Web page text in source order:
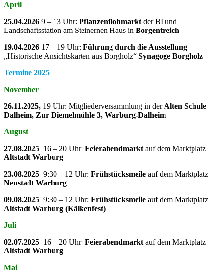
April
25.04.2026 9 – 13 Uhr: Pflanzenflohmarkt der BI und
Landschaftsstation am Steinernen Haus in Borgentreich
19.04.2026 17 – 19 Uhr: Führung durch die Ausstellung
„Historische Ansichtskarten aus Borgholz“ Synagoge Borgholz
Termine 2025
November
26.11.2025, 19 Uhr: Mitgliederversammlung in der Alten Schule
Dalheim, Zur Diemelmühle 3, Warburg-Dalheim
August
27.08.2025 16 – 20 Uhr: Feierabendmarkt auf dem Marktplatz
Altstadt Warburg
23.08.2025 9:30 – 12 Uhr: Frühstücksmeile auf dem Marktplatz
Neustadt Warburg
09.08.2025 9:30 – 12 Uhr: Frühstücksmeile auf dem Marktplatz
Altstadt Warburg (Kälkenfest)
Juli
02.07.2025 16 – 20 Uhr: Feierabendmarkt auf dem Marktplatz
Altstadt Warburg
Mai